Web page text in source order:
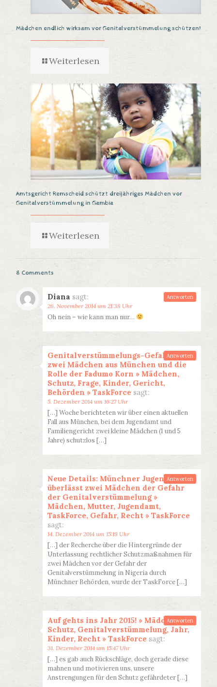
Mädchen endlich wirksam vor Genitalverstümmelung schützen!
Weiterlesen
Amtsgericht Remscheid schützt dreijähriges Mädchen vor
Genitalverstümmelung in Gambia
Weiterlesen
8 Comments
Diana sagt:
26. November 2014 um 21:38 Uhr
Oh nein – wie kann man nur…
Antworten
Genitalverstümmelungs-Gefahr für
zwei Mädchen aus München und die
Rolle der Fadumo Korn » Mädchen,
Schutz, Frage, Kinder, Gericht,
Behörden » TaskForce sagt:
5. Dezember 2014 um 16:27 Uhr
[…] Woche berichteten wir über einen aktuellen
Fall aus München, bei dem Jugendamt und
Familiengericht zwei kleine Mädchen (1 und 5
Jahre) schutzlos […]
Antworten
Neue Details: Münchner Jugendamt
überlässt zwei Mädchen der Gefahr
der Genitalverstümmelung »
Mädchen, Mutter, Jugendamt,
TaskForce, Gefahr, Recht » TaskForce
sagt:
14. Dezember 2014 um 15:19 Uhr
[…] der Recherche über die Hintergründe der
Unterlassung rechtlicher Schutzmaßnahmen für
zwei Mädchen vor der Gefahr der
Genitalverstümmelung in Nigeria durch
Münchner Behörden, wurde der TaskForce […]
Antworten
Auf gehts ins Jahr 2015! » Mädchen,
Schutz, Genitalverstümmelung, Jahr,
Kinder, Recht » TaskForce sagt:
31. Dezember 2014 um 15:47 Uhr
[…] es gab auch Rückschläge, doch gerade diese
mahnen und motivieren uns, unsere
Anstrengungen für den Schutz gefährdeter […]
Antworten